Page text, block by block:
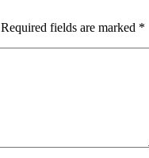
Required fields are marked *